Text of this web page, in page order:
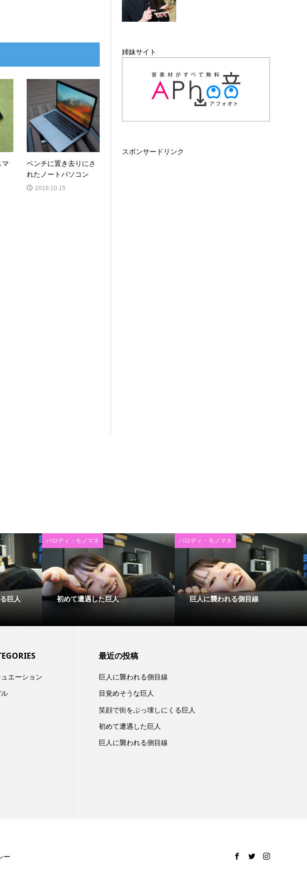
マ
ベンチに置き去りにさ
れたノートパソコン
2018.10.15
姉妹サイト
スポンサードリンク
巨人
パロディ・モノマネ
初めて遭遇した巨人
パロディ・モノマネ
巨人に襲われる側目線
エーション
最近の投稿
巨人に襲われる側目線
目覚めそうな巨人
笑顔で街をぶっ壊しにくる巨人
初めて遭遇した巨人
巨人に襲われる側目線
ー